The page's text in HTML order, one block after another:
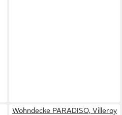
Wohndecke PARADISO, Villeroy